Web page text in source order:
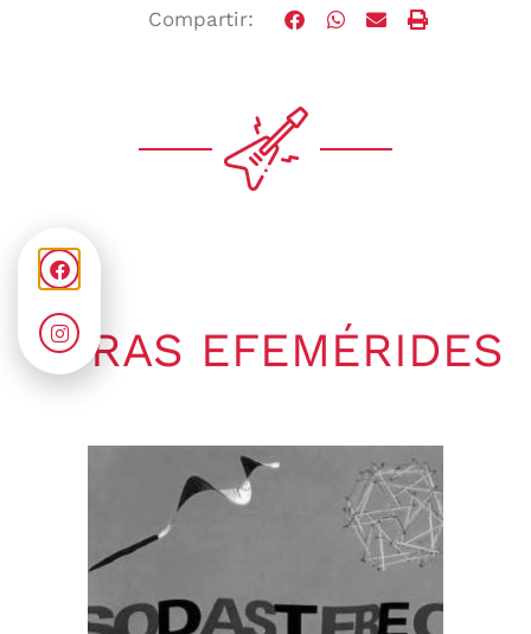
Compartir:
OTRAS EFEMÉRIDES
Gaby Ponchs
6:20 pm